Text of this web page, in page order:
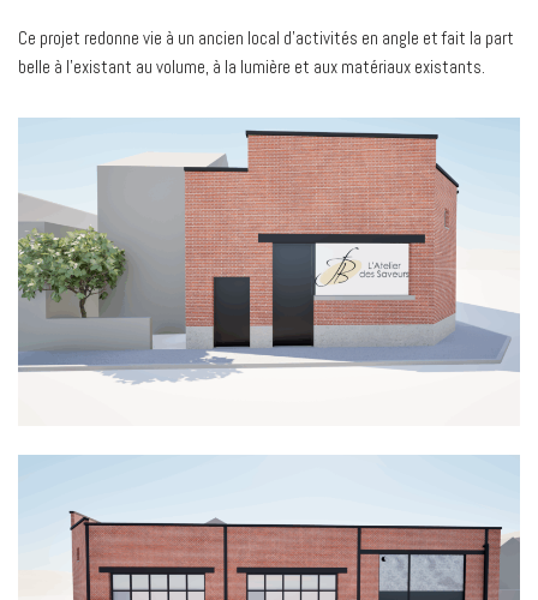
Ce projet redonne vie à un ancien local d’activités en angle et fait la part
belle à l’existant au volume, à la lumière et aux matériaux existants.